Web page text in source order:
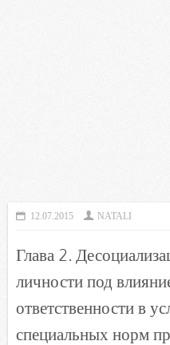
12.07.2015 NATALI
Глава 2.
личности под
ответственности в
специальных норм